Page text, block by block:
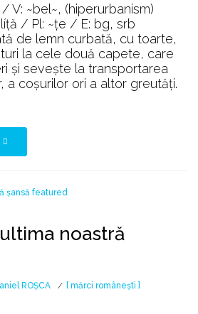
V: ~bel~, (hiperurbanism)
/ Pl: ~țe / E: bg, srb
de lemn curbată, cu toarte,
la cele două capete, care
și sevește la transportarea
a coșurilor ori a altor greutăți.
noastră
ROȘCA [ mărci românești ]